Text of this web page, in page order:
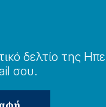
δελτίο της
σου.